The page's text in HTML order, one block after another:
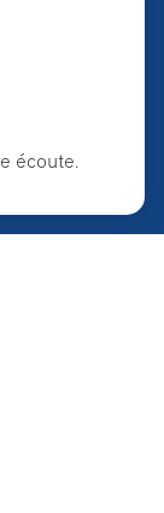
écoute.